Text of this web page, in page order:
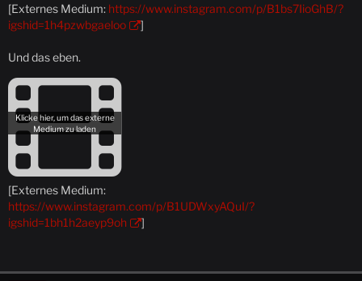
[Externes Medium: https://www.instagram.com/p/B1bs7IioGhB/?
igshid=1h4pzwbgaeloo
]
Und das eben.
[Externes Medium:
https://www.instagram.com/p/B1UDWxyAQuI/?
igshid=1bh1h2aeyp9oh
]